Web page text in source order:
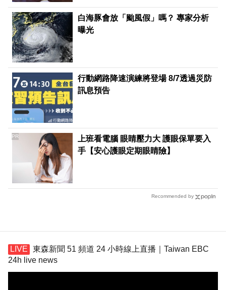
白海豚會放「颱風假」嗎？ 專家分析
曝光
行動網路降速演練將登場 8/7透過災防
訊息預告
上班看電腦 眼睛壓力大 護眼保單要入
手【安心護眼定期眼睛險】
PR
Recommended by
東森新聞 51 頻道 24 小時線上直播｜Taiwan EBC
24h live news